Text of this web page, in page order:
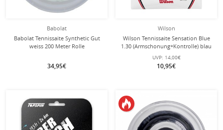
Babolat
Babolat Tennissaite Synthetic Gut
weiss 200 Meter Rolle
34,95€
Wilson
Wilson Tennissaite Sensation Blue
1.30 (Armschonung+Kontrolle) blau
12m Set
UVP: 14,00€
10,95€